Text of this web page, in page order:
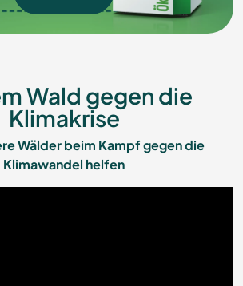
Wald gegen die
Klimakrise
Wälder beim Kampf gegen die
Klimawandel helfen